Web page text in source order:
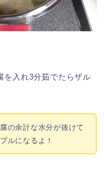
を入れ3分茹でたらザル
の余計な水分が抜けて
ルになるよ！